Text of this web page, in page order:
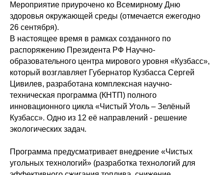
Мероприятие приурочено ко Всемирному Дню
здоровья окружающей среды (отмечается ежегодно
26 сентября).
В настоящее время в рамках созданного по
распоряжению Президента РФ Научно-
образовательного центра мирового уровня «Кузбасс»,
который возглавляет Губернатор Кузбасса Сергей
Цивилев, разработана комплексная научно-
техническая программа (КНТП) полного
инновационного цикла «Чистый Уголь – Зелёный
Кузбасс». Одно из 12 её направлений - решение
экологических задач.
Программа предусматривает внедрение «Чистых
угольных технологий» (разработка технологий для